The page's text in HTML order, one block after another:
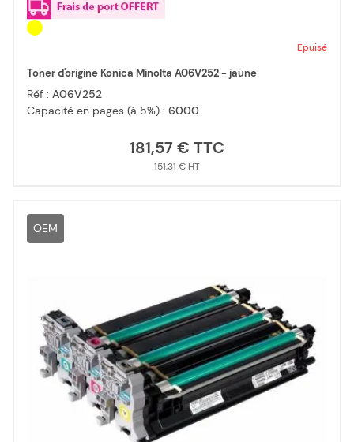
Epuisé
Toner d'origine Konica Minolta A06V252 - jaune
Réf : A06V252
Capacité en pages (à 5%) : 6000
181,57 €
151,31 €
OEM